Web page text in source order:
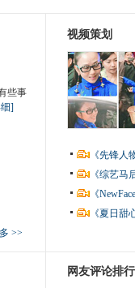
些事
]
>>
视频策划
《先锋
《综艺
《
《夏日
网友评论排行